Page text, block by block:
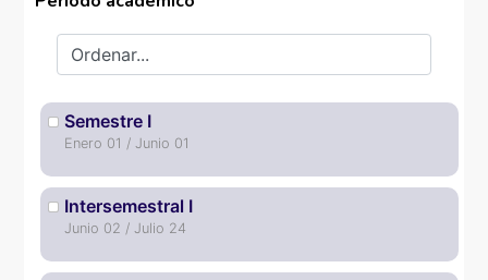
Semestre I
Enero 01 / Junio 01
Intersemestral I
Junio 02 / Julio 24